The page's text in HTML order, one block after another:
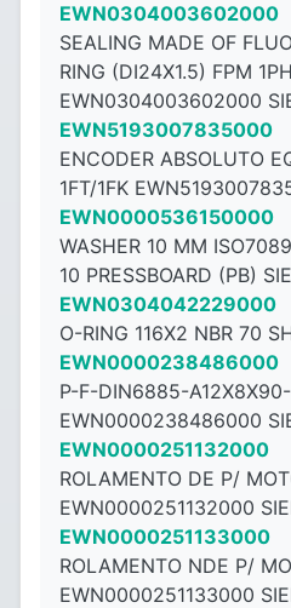
EWN0304003602000
SEALING MADE OF
RING (DI24X1.5) FPM
EWN0304003602000
EWN5193007835000
ENCODER ABSOLUTO
1FT/1FK
EWN0000536150000
WASHER 10 MM
10 PRESSBOARD (PB)
EWN0304042229000
O-RING 116X2 NBR 70
EWN0000238486000
P-F-DIN6885-
EWN0000238486000
EWN0000251132000
ROLAMENTO DE P/
EWN0000251132000
EWN0000251133000
ROLAMENTO NDE P/
EWN0000251133000